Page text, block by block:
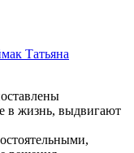
Татьяна
в жизнь, выдвигают